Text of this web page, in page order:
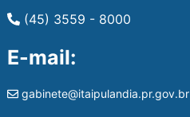
(45) 3559 - 8000
E-mail:
gabinete@itaipulandia.pr.gov.br